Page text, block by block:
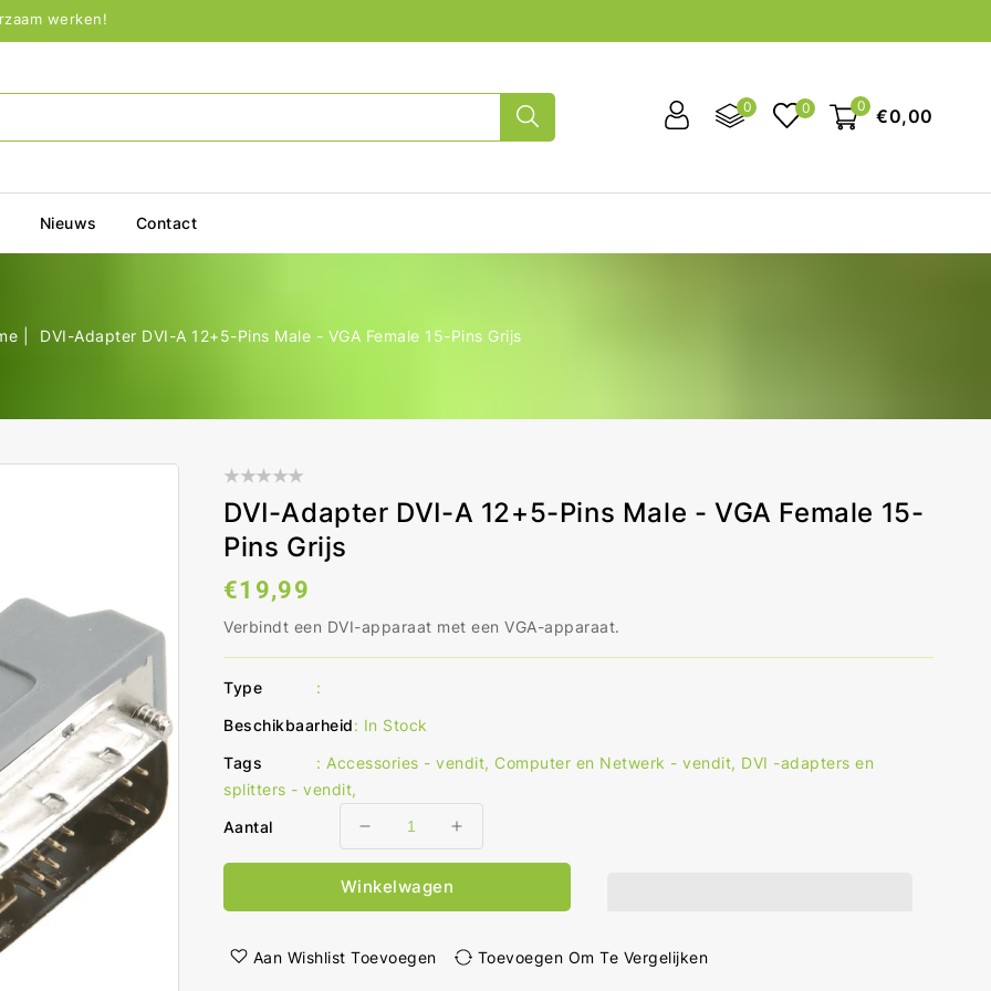
werken!
0 0 €0,00
0
Nieuws Contact
DVI-Adapter DVI-A 12+5-Pins Male - VGA Female 15-Pins Grijs
DVI-Adapter DVI-A 12+5-Pins Male - VGA Female 15-
Pins Grijs
Normale
prijs
€19,99
Verbindt een DVI-apparaat met een VGA-apparaat.
Type
:
Beschikbaarheid: In Stock
Tags
: Accessories - vendit, Computer en Netwerk - vendit, DVI -adapters en
splitters - vendit,
Aantal
Aantal
verlagen
voor
DVI-
DVI-
Aantal
verhogen
DVI-
DVI-
Winkelwagen
Aan Wishlist Toevoegen Toevoegen Om Te Vergelijken